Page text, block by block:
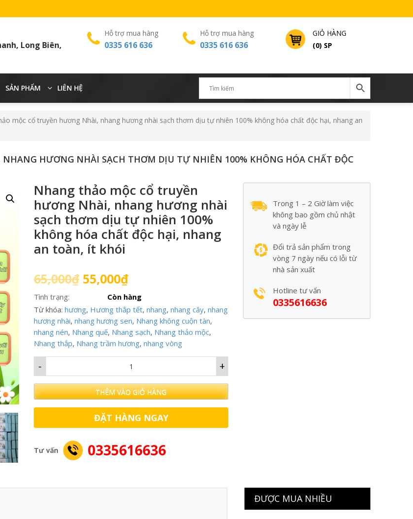
GIỎ HÀNG
(0) SP
Long Biên,
Hỗ trợ mua hàng
0335 616 636
Hỗ trợ mua hàng
0335 616 636
SẢN PHẨM LIÊN HỆ
mộc cổ truyền hương Nhài, nhang hương nhài sạch thơm dịu tự nhiên 100% không hóa chất độc hại, nhang an
HƯƠNG NHÀI SẠCH THƠM DỊU TỰ NHIÊN 100% KHÔNG HÓA CHẤT ĐỘC
Nhang thảo mộc cổ truyền
hương Nhài, nhang hương nhài
sạch thơm dịu tự nhiên 100%
không hóa chất độc hại, nhang
an toàn, ít khói
65,000₫ 55,000₫
Tình trạng:
Còn hàng
Từ khóa: hương, Hương thắp tết, nhang, nhang cây, nhang
hương nhài, nhang hương sen, Nhang không cuộn tàn,
nhang nén, Nhang quế, Nhang sạch, Nhang thảo mộc,
Nhang thắp, Nhang trầm hương, nhang vòng
+
-
THÊM VÀO GIỎ HÀNG
ĐẶT HÀNG NGAY
Tư vấn 0335616636
Trong 1 – 2 Giờ làm việc
không bao gồm chủ nhật
và ngày lễ
Đổi trả sản phẩm trong
vòng 7 ngày nếu có lỗi từ
nhà sản xuất
Hotline tư vấn
0335616636
ĐƯỢC MUA NHIỀU